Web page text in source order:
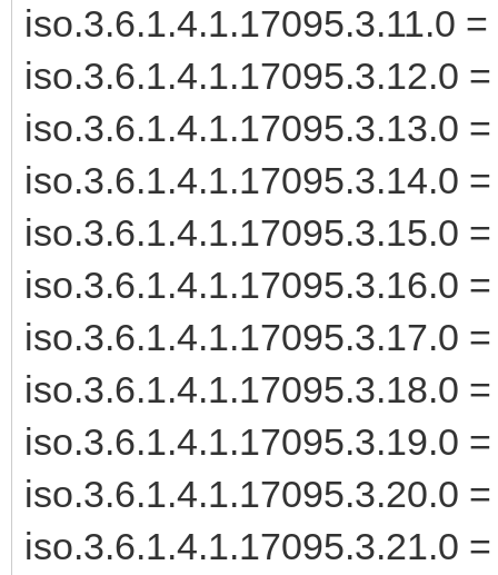
iso.3.6.1.4.1.17095.3.11.0
iso.3.6.1.4.1.17095.3.12.0
iso.3.6.1.4.1.17095.3.13.0
iso.3.6.1.4.1.17095.3.14.0
iso.3.6.1.4.1.17095.3.15.0
iso.3.6.1.4.1.17095.3.16.0
iso.3.6.1.4.1.17095.3.17.0
iso.3.6.1.4.1.17095.3.18.0
iso.3.6.1.4.1.17095.3.19.0
iso.3.6.1.4.1.17095.3.20.0
iso.3.6.1.4.1.17095.3.21.0